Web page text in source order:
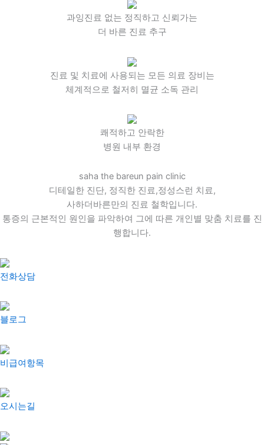
과잉진료 없는 정직하고 신뢰가는
더 바른 진료 추구
진료 및 치료에 사용되는 모든 의료 장비는
체계적으로 철저히 멸균 소독 관리
쾌적하고 안락한
병원 내부 환경
saha the bareun pain clinic
디테일한 진단, 정직한 진료,정성스런 치료,
사하더바른만의 진료 철학입니다.
통증의 근본적인 원인을 파악하여 그에 따른 개인별 맞춤 치료를 진
행합니다.
전화상담
블로그
비급여항목
오시는길